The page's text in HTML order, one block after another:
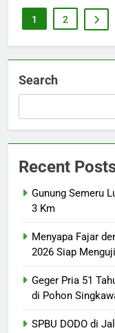
1 2
Search
Recent
Gunung Semeru
3 Km
Menyapa Fajar
2026 Siap
Geger Pria 51
di Pohon
SPBU DODO di